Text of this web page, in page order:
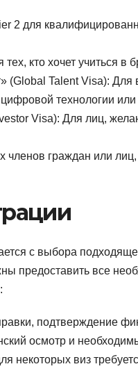
2 для
кто хочет учиться в
(Global Talent Visa):
технологии или
Visa): Для лиц,
граждан или
с выбора
предоставить все
подтверждение
осмотр и
некоторых виз